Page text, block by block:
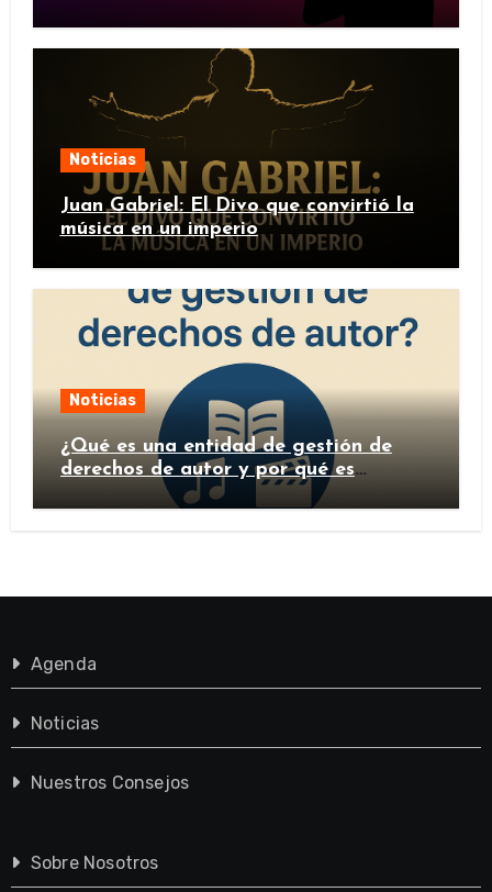
Noticias
Juan Gabriel: El Divo que convirtió la
música en un imperio
Noticias
¿Qué es una entidad de gestión de
derechos de autor y por qué es
importante?
Agenda
Noticias
Nuestros Consejos
Sobre Nosotros